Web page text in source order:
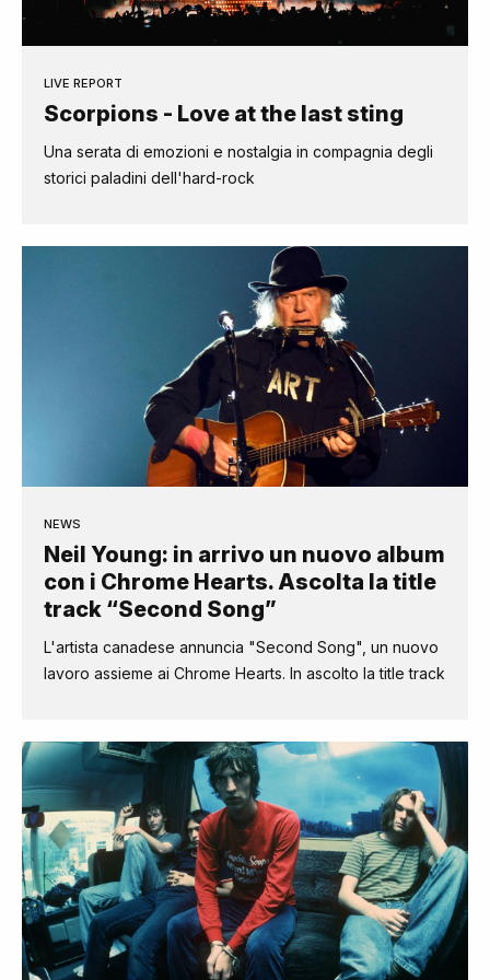
LIVE REPORT
Scorpions - Love at the last sting
Una serata di emozioni e nostalgia in compagnia degli
storici paladini dell'hard-rock
NEWS
Neil Young: in arrivo un nuovo album
con i Chrome Hearts. Ascolta la title
track “Second Song”
L'artista canadese annuncia "Second Song", un nuovo
lavoro assieme ai Chrome Hearts. In ascolto la title track